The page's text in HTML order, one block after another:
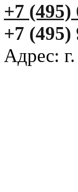
+7 (495)
+7 (495)
Адрес: